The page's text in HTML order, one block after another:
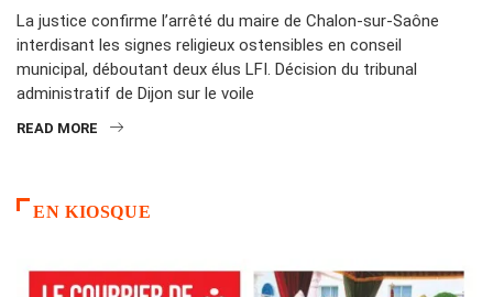
La justice confirme l’arrêté du maire de Chalon-sur-Saône
interdisant les signes religieux ostensibles en conseil
municipal, déboutant deux élus LFI. Décision du tribunal
administratif de Dijon sur le voile
READ MORE
EN KIOSQUE